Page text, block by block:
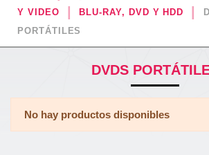
Y VIDEO
BLU-RAY, DVD Y HDD
PORTÁTILES
DVDS
No hay productos disponibles